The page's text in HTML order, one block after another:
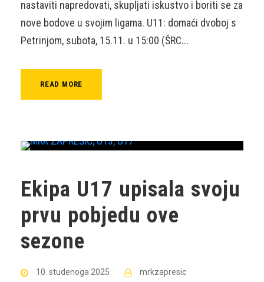
nastaviti napredovati, skupljati iskustvo i boriti se za
nove bodove u svojim ligama. U11: domaći dvoboj s
Petrinjom, subota, 15.11. u 15:00 (ŠRC...
READ MORE
Ekipa U17 upisala svoju
prvu pobjedu ove
sezone
10. studenoga 2025
mrkzapresic